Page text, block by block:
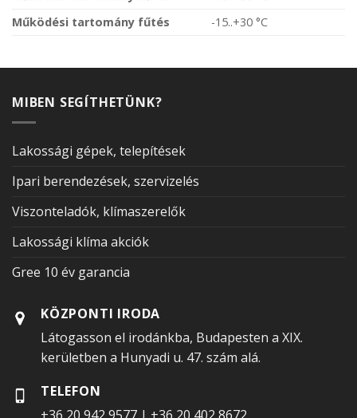
Működési tartomány fűtés
-15..+30 °C
MIBEN SEGÍTHETÜNK?
Lakossági gépek, telepítések
Ipari berendezések, szervizelés
Viszonteladók, klímaszerelők
Lakossági klíma akciók
Gree 10 év garancia
KÖZPONTI IRODA
Látogasson el irodánkba, Budapesten a XIX.
kerületben a Hunyadi u. 47. szám alá.
TELEFON